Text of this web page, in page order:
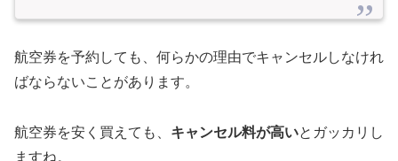
航空券を予約しても、何らかの理由でキャンセルしなけれ
ばならないことがあります。
航空券を安く買えても、 キャンセル料が高いとガッカリし
ますね。